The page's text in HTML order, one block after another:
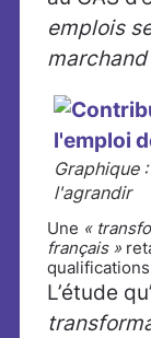
emplois
marchand
Graphique
l'agrandir
Une «
français »
L’étude